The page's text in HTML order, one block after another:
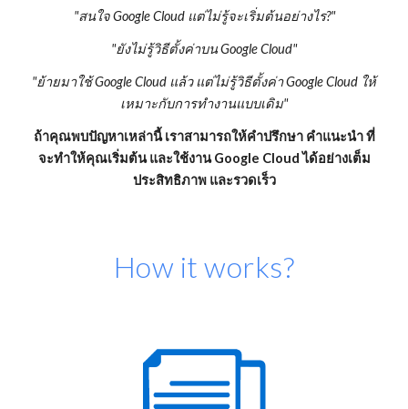
"สนใจ Google Cloud แต่ไม่รู้จะเริ่มต้นอย่างไร?"
"ยังไม่รู้วิธีตั้งค่าบน Google Cloud"
"ย้ายมาใช้ Google Cloud แล้ว แต่ไม่รู้วิธีตั้งค่า Google Cloud ให้
เหมาะกับการทำงานแบบเดิม"
ถ้าคุณพบปัญหาเหล่านี้ เราสามารถให้คำปรึกษา คำแนะนำ ที่
จะทำให้คุณเริ่มต้น และใช้งาน Google Cloud ได้อย่างเต็ม
ประสิทธิภาพ และรวดเร็ว
How it works?